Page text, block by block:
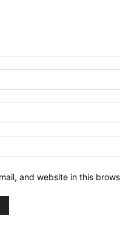
and website in this